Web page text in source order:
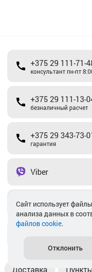
+375 29 111-71-
консультант пн-пт
+375 29 111-13-
безналичный расчет
+375 29 343-73-
гарантия
Viber
Telegram
Доставка
Cайт использует
анализа данных в
файлов cookie.
Отклонить